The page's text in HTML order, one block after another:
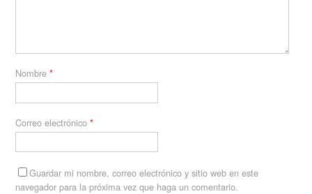
Nombre*
Correo electrónico*
Guardar mi nombre, correo electrónico y sitio web en este
navegador para la próxima vez que haga un comentario.